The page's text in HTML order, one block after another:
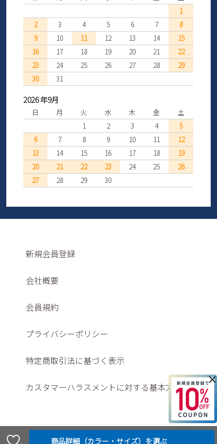
×
1
2
3 4 5 6 7
8
9
10 11 12 13 14
15
16
17 18 19 20 21
22
23
24 25 26 27 28
29
30
31
2026 年9月
日 月 火 水 木 金
土
1
2 3 4
5
6
7 8 9 10 11
12
13
14 15 16 17 18
19
20
21 22 23 24 25
26
27
28 29 30
新規会員登録
会社概要
会員規約
プライバシーポリシー
特定商取引法に基づく表示
カスタマーハラスメントに対する基本方針
© Washington shoe store co., ltd,